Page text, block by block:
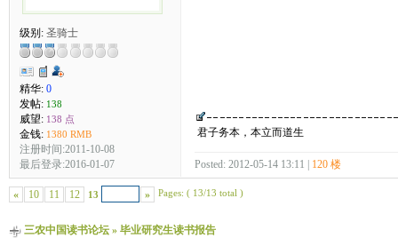
级别: 圣骑士
精华: 0
发帖: 138
威望: 138 点
金钱: 1380 RMB
注册时间:2011-10-08
最后登录:2016-01-07
君子务本，本立而道生
Posted: 2012-05-14 13:11 | 120 楼
« 10 11 12 13 » Pages: ( 13/13 total )
三农中国读书论坛» 毕业研究生读书报告